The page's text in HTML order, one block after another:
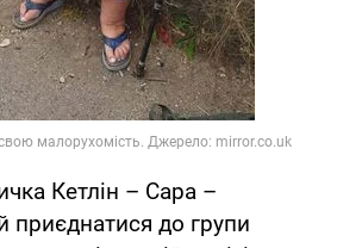
Кетлін – Сара –
приєднатися до групи